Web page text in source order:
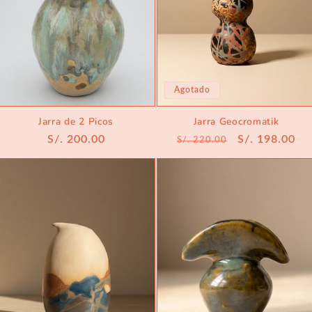
Jarra de 2 Picos
Precio
habitual
S/. 200.00
Agotado
Jarra Geocromatik
Precio
habitual
S/. 220.00
Precio
de
S/. 198.00